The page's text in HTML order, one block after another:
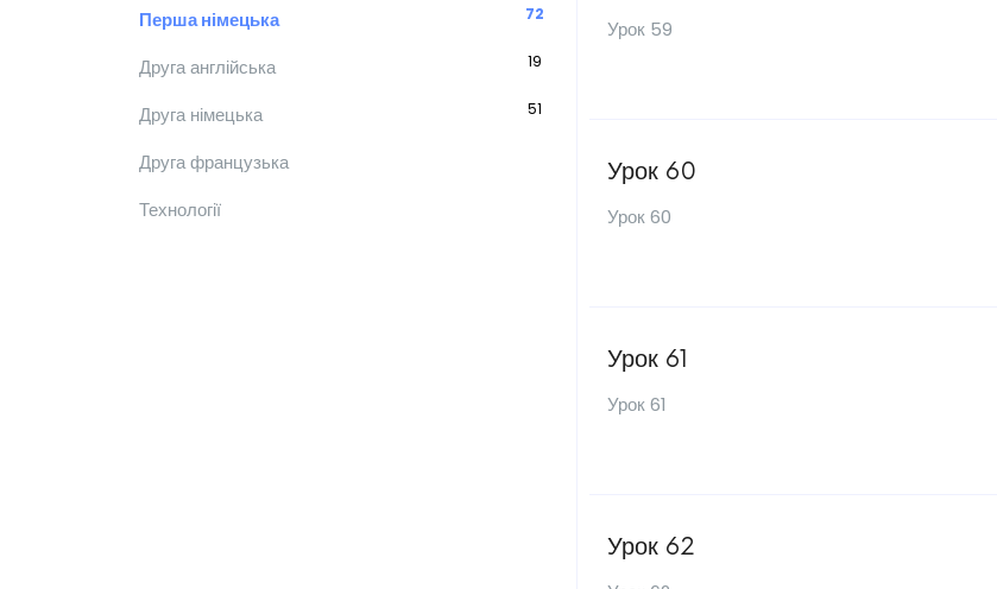
Перша німецька 72
Друга англійська 19
Друга німецька 51
Друга французька
Технології
Урок 59
Урок 60
Урок 60
Урок 61
Урок 61
Урок 62